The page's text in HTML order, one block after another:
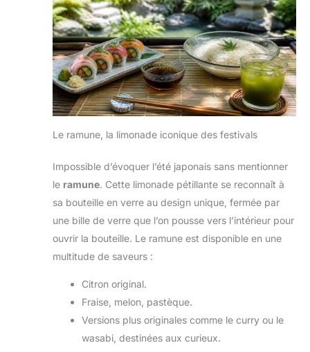
Le ramune, la limonade iconique des festivals
Impossible d’évoquer l’été japonais sans mentionner
le ramune. Cette limonade pétillante se reconnaît à
sa bouteille en verre au design unique, fermée par
une bille de verre que l’on pousse vers l’intérieur pour
ouvrir la bouteille. Le ramune est disponible en une
multitude de saveurs :
Citron original.
Fraise, melon, pastèque.
Versions plus originales comme le curry ou le
wasabi, destinées aux curieux.